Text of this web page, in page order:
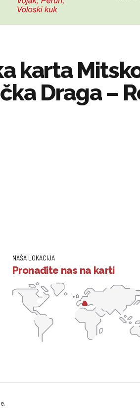
karta
Draga –
NAŠA LOKACIJA
Pronađite nas na karti